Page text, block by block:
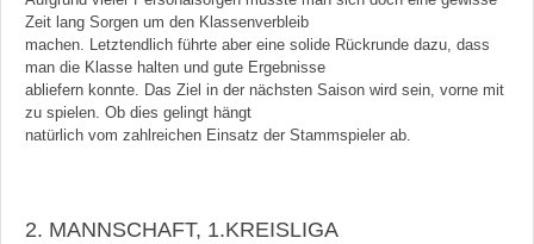
Zeit lang Sorgen um den Klassenverbleib
machen. Letztendlich führte aber eine solide Rückrunde dazu, dass
man die Klasse halten und gute Ergebnisse
abliefern konnte. Das Ziel in der nächsten Saison wird sein, vorne mit
zu spielen. Ob dies gelingt hängt
natürlich vom zahlreichen Einsatz der Stammspieler ab.
2. MANNSCHAFT, 1.KREISLIGA